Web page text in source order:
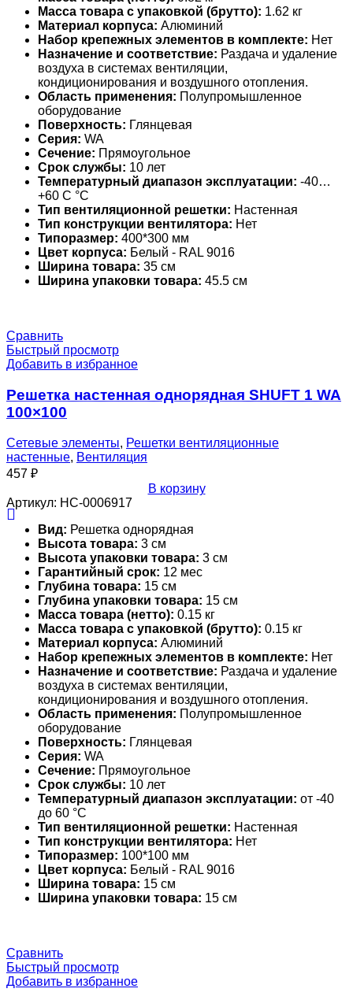
Масса товара с упаковкой (брутто): 1.62 кг
Материал корпуса: Алюминий
Набор крепежных элементов в комплекте: Нет
Назначение и соответствие: Раздача и удаление
воздуха в системах вентиляции,
кондиционирования и воздушного отопления.
Область применения: Полупромышленное
оборудование
Поверхность: Глянцевая
Серия: WA
Сечение: Прямоугольное
Срок службы: 10 лет
Температурный диапазон эксплуатации: -40…
+60 С °С
Тип вентиляционной решетки: Настенная
Тип конструкции вентилятора: Нет
Типоразмер: 400*300 мм
Цвет корпуса: Белый - RAL 9016
Ширина товара: 35 см
Ширина упаковки товара: 45.5 см
Сравнить
Быстрый просмотр
Добавить в избранное
Решетка настенная однорядная SHUFT 1 WA
100×100
Сетевые элементы, Решетки вентиляционные
настенные, Вентиляция
457 ₽
В корзину
Артикул: НС-0006917
Вид: Решетка однорядная
Высота товара: 3 см
Высота упаковки товара: 3 см
Гарантийный срок: 12 мес
Глубина товара: 15 см
Глубина упаковки товара: 15 см
Масса товара (нетто): 0.15 кг
Масса товара с упаковкой (брутто): 0.15 кг
Материал корпуса: Алюминий
Набор крепежных элементов в комплекте: Нет
Назначение и соответствие: Раздача и удаление
воздуха в системах вентиляции,
кондиционирования и воздушного отопления.
Область применения: Полупромышленное
оборудование
Поверхность: Глянцевая
Серия: WA
Сечение: Прямоугольное
Срок службы: 10 лет
Температурный диапазон эксплуатации: от -40
до 60 °С
Тип вентиляционной решетки: Настенная
Тип конструкции вентилятора: Нет
Типоразмер: 100*100 мм
Цвет корпуса: Белый - RAL 9016
Ширина товара: 15 см
Ширина упаковки товара: 15 см
Сравнить
Быстрый просмотр
Добавить в избранное